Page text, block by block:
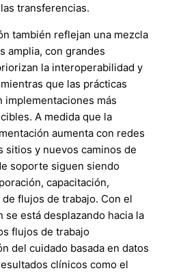
transferencias.
también reflejan una mezcla
amplia, con grandes
la interoperabilidad y
que las prácticas
implementaciones más
A medida que la
aumenta con redes
sitios y nuevos caminos de
soporte siguen siendo
capacitación,
flujos de trabajo. Con el
está desplazando hacia la
flujos de trabajo
del cuidado basada en datos
clínicos como el